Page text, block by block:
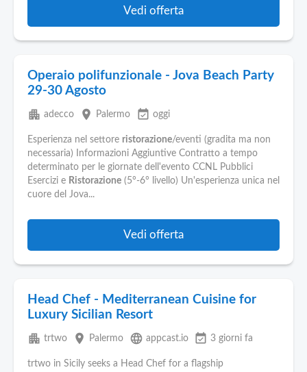
Vedi offerta
Operaio polifunzionale - Jova Beach Party
29-30 Agosto
apartment adecco place Palermo event_available oggi
Esperienza nel settore ristorazione/eventi (gradita ma non
necessaria) Informazioni Aggiuntive Contratto a tempo
determinato per le giornate dell'evento CCNL Pubblici
Esercizi e Ristorazione (5°-6° livello) Un'esperienza unica nel
cuore del Jova...
Vedi offerta
Head Chef - Mediterranean Cuisine for
Luxury Sicilian Resort
apartment trtwo place Palermo language appcast.io event_available 3 giorni fa
trtwo in Sicily seeks a Head Chef for a flagship